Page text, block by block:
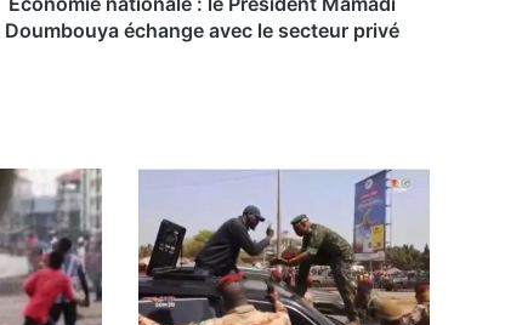
Doumbouya échange avec le secteur privé